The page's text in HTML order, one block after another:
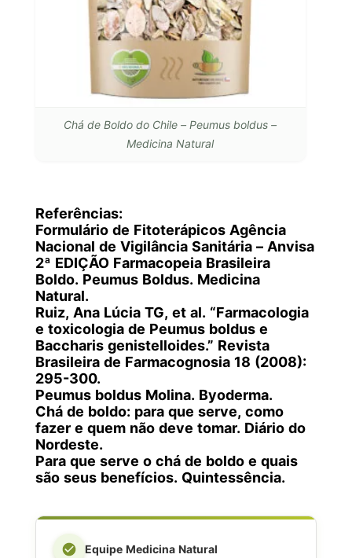
Chá de Boldo do Chile – Peumus boldus –
Medicina Natural
Referências:
Formulário de Fitoterápicos Agência
Nacional de Vigilância Sanitária – Anvisa
2ª EDIÇÃO Farmacopeia Brasileira
Boldo. Peumus Boldus. Medicina
Natural.
Ruiz, Ana Lúcia TG, et al. “Farmacologia
e toxicologia de Peumus boldus e
Baccharis genistelloides.” Revista
Brasileira de Farmacognosia 18 (2008):
295-300.
Peumus boldus Molina. Byoderma.
Chá de boldo: para que serve, como
fazer e quem não deve tomar. Diário do
Nordeste.
Para que serve o chá de boldo e quais
são seus benefícios. Quintessência.
Equipe Medicina Natural